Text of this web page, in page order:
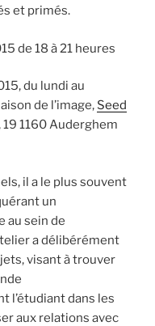
et primés.
de 18 à 21 heures
du lundi au
de l’image, Seed
1160 Auderghem
il a le plus souvent
un
au sein de
a délibérément
visant à trouver
l’étudiant dans les
aux relations avec